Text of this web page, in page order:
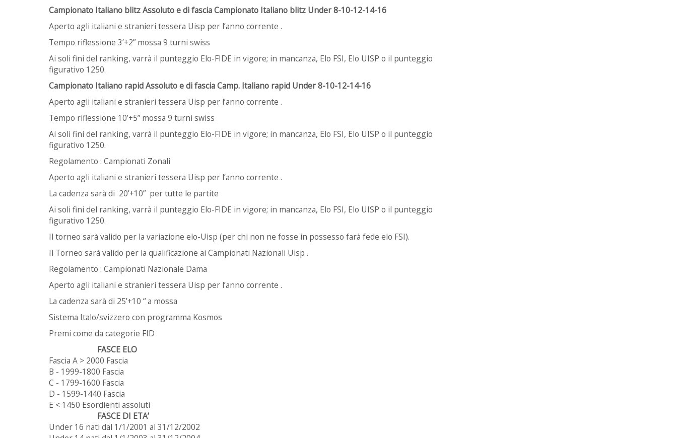
Campionato Italiano blitz Assoluto e di fascia Campionato Italiano blitz Under 8-10-12-14-16
Aperto agli italiani e stranieri tessera Uisp per l’anno corrente .
Tempo riflessione 3’+2” mossa 9 turni swiss
Ai soli fini del ranking, varrà il punteggio Elo-FIDE in vigore; in mancanza, Elo FSI, Elo UISP o il punteggio
figurativo 1250.
Campionato Italiano rapid Assoluto e di fascia Camp. Italiano rapid Under 8-10-12-14-16
Aperto agli italiani e stranieri tessera Uisp per l’anno corrente .
Tempo riflessione 10’+5” mossa 9 turni swiss
Ai soli fini del ranking, varrà il punteggio Elo-FIDE in vigore; in mancanza, Elo FSI, Elo UISP o il punteggio
figurativo 1250.
Regolamento : Campionati Zonali
Aperto agli italiani e stranieri tessera Uisp per l’anno corrente .
La cadenza sarà di 20’+10” per tutte le partite
Ai soli fini del ranking, varrà il punteggio Elo-FIDE in vigore; in mancanza, Elo FSI, Elo UISP o il punteggio
figurativo 1250.
Il torneo sarà valido per la variazione elo-Uisp (per chi non ne fosse in possesso farà fede elo FSI).
Il Torneo sarà valido per la qualificazione ai Campionati Nazionali Uisp .
Regolamento : Campionati Nazionale Dama
Aperto agli italiani e stranieri tessera Uisp per l’anno corrente .
La cadenza sarà di 25’+10 “ a mossa
Sistema Italo/svizzero con programma Kosmos
Premi come da categorie FID
FASCE ELO
Fascia A > 2000 Fascia
B - 1999-1800 Fascia
C - 1799-1600 Fascia
D - 1599-1440 Fascia
E < 1450 Esordienti assoluti
FASCE DI ETA’
Under 16 nati dal 1/1/2001 al 31/12/2002